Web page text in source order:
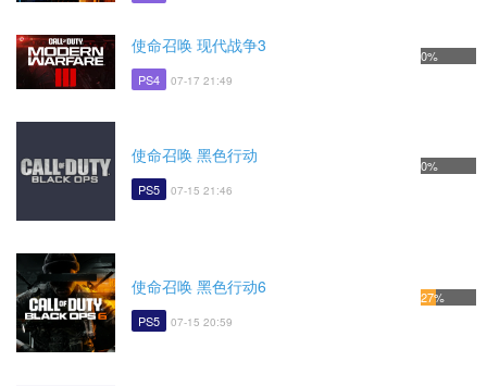
使命召唤 现代战争3
PS4 07-17 21:49
0%
使命召唤 黑色行动
PS5 07-15 21:46
0%
使命召唤 黑色行动6
PS5 07-15 20:59
27%